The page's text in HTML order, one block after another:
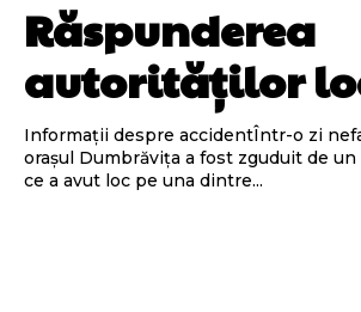
Răspunderea
autorităților
Informații despre accidentÎntr-o zi
orașul Dumbrăvița a fost zguduit de
ce a avut loc pe una dintre...